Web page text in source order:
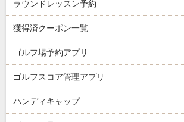
ラウンドレッスン予約
獲得済クーポン一覧
ゴルフ場予約アプリ
ゴルフスコア管理アプリ
ハンディキャップ